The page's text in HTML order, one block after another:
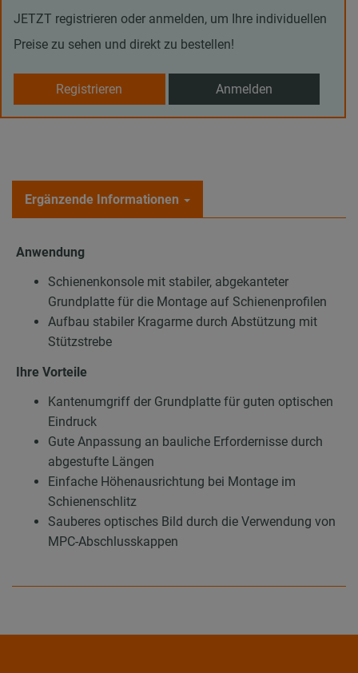
JETZT registrieren oder anmelden, um Ihre individuellen
Preise zu sehen und direkt zu bestellen!
Registrieren Anmelden
Ergänzende Informationen
Anwendung
Schienenkonsole mit stabiler, abgekanteter
Grundplatte für die Montage auf Schienenprofilen
Aufbau stabiler Kragarme durch Abstützung mit
Stützstrebe
Ihre Vorteile
Kantenumgriff der Grundplatte für guten optischen
Eindruck
Gute Anpassung an bauliche Erfordernisse durch
abgestufte Längen
Einfache Höhenausrichtung bei Montage im
Schienenschlitz
Sauberes optisches Bild durch die Verwendung von
MPC-Abschlusskappen